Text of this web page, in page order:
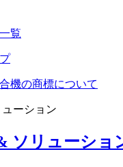
覧
機の商標について
ーション
ソリューショ